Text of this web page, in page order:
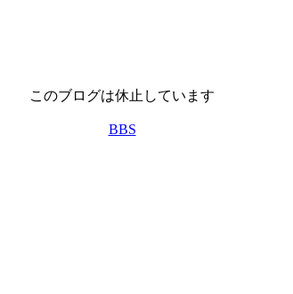
このブログは休止しています
BBS